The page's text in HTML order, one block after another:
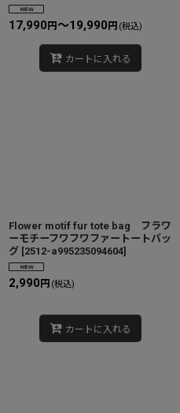
17,990 円 ～19,990 円 (税込)
カートに入れる
Flower motif fur tote bag フラワ
ーモチーフワフワファートートバッ
グ [2512-a995235094604]
2,990 円 (税込)
カートに入れる